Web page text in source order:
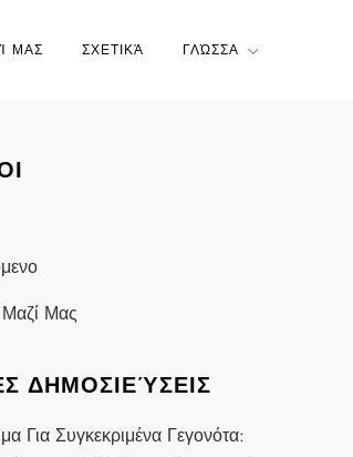
ΜΑΣ ΣΧΕΤΙΚΆ ΓΛΏΣΣΑ
Μας
ΔΗΜΟΣΙΕΎΣΕΙΣ
Για Συγκεκριμένα Γεγονότα: